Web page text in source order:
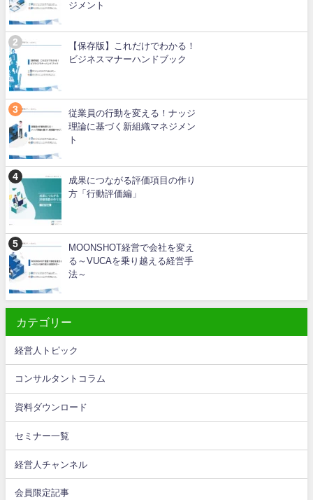
ジメント
【保存版】これだけでわかる！
ビジネスマナーハンドブック
従業員の行動を変える！ナッジ
理論に基づく新組織マネジメン
ト
成果につながる評価項目の作り
方「行動評価編」
MOONSHOT経営で会社を変え
る～VUCAを乗り越える経営手
法～
カテゴリー
経営人トピック
コンサルタントコラム
資料ダウンロード
セミナー一覧
経営人チャンネル
会員限定記事